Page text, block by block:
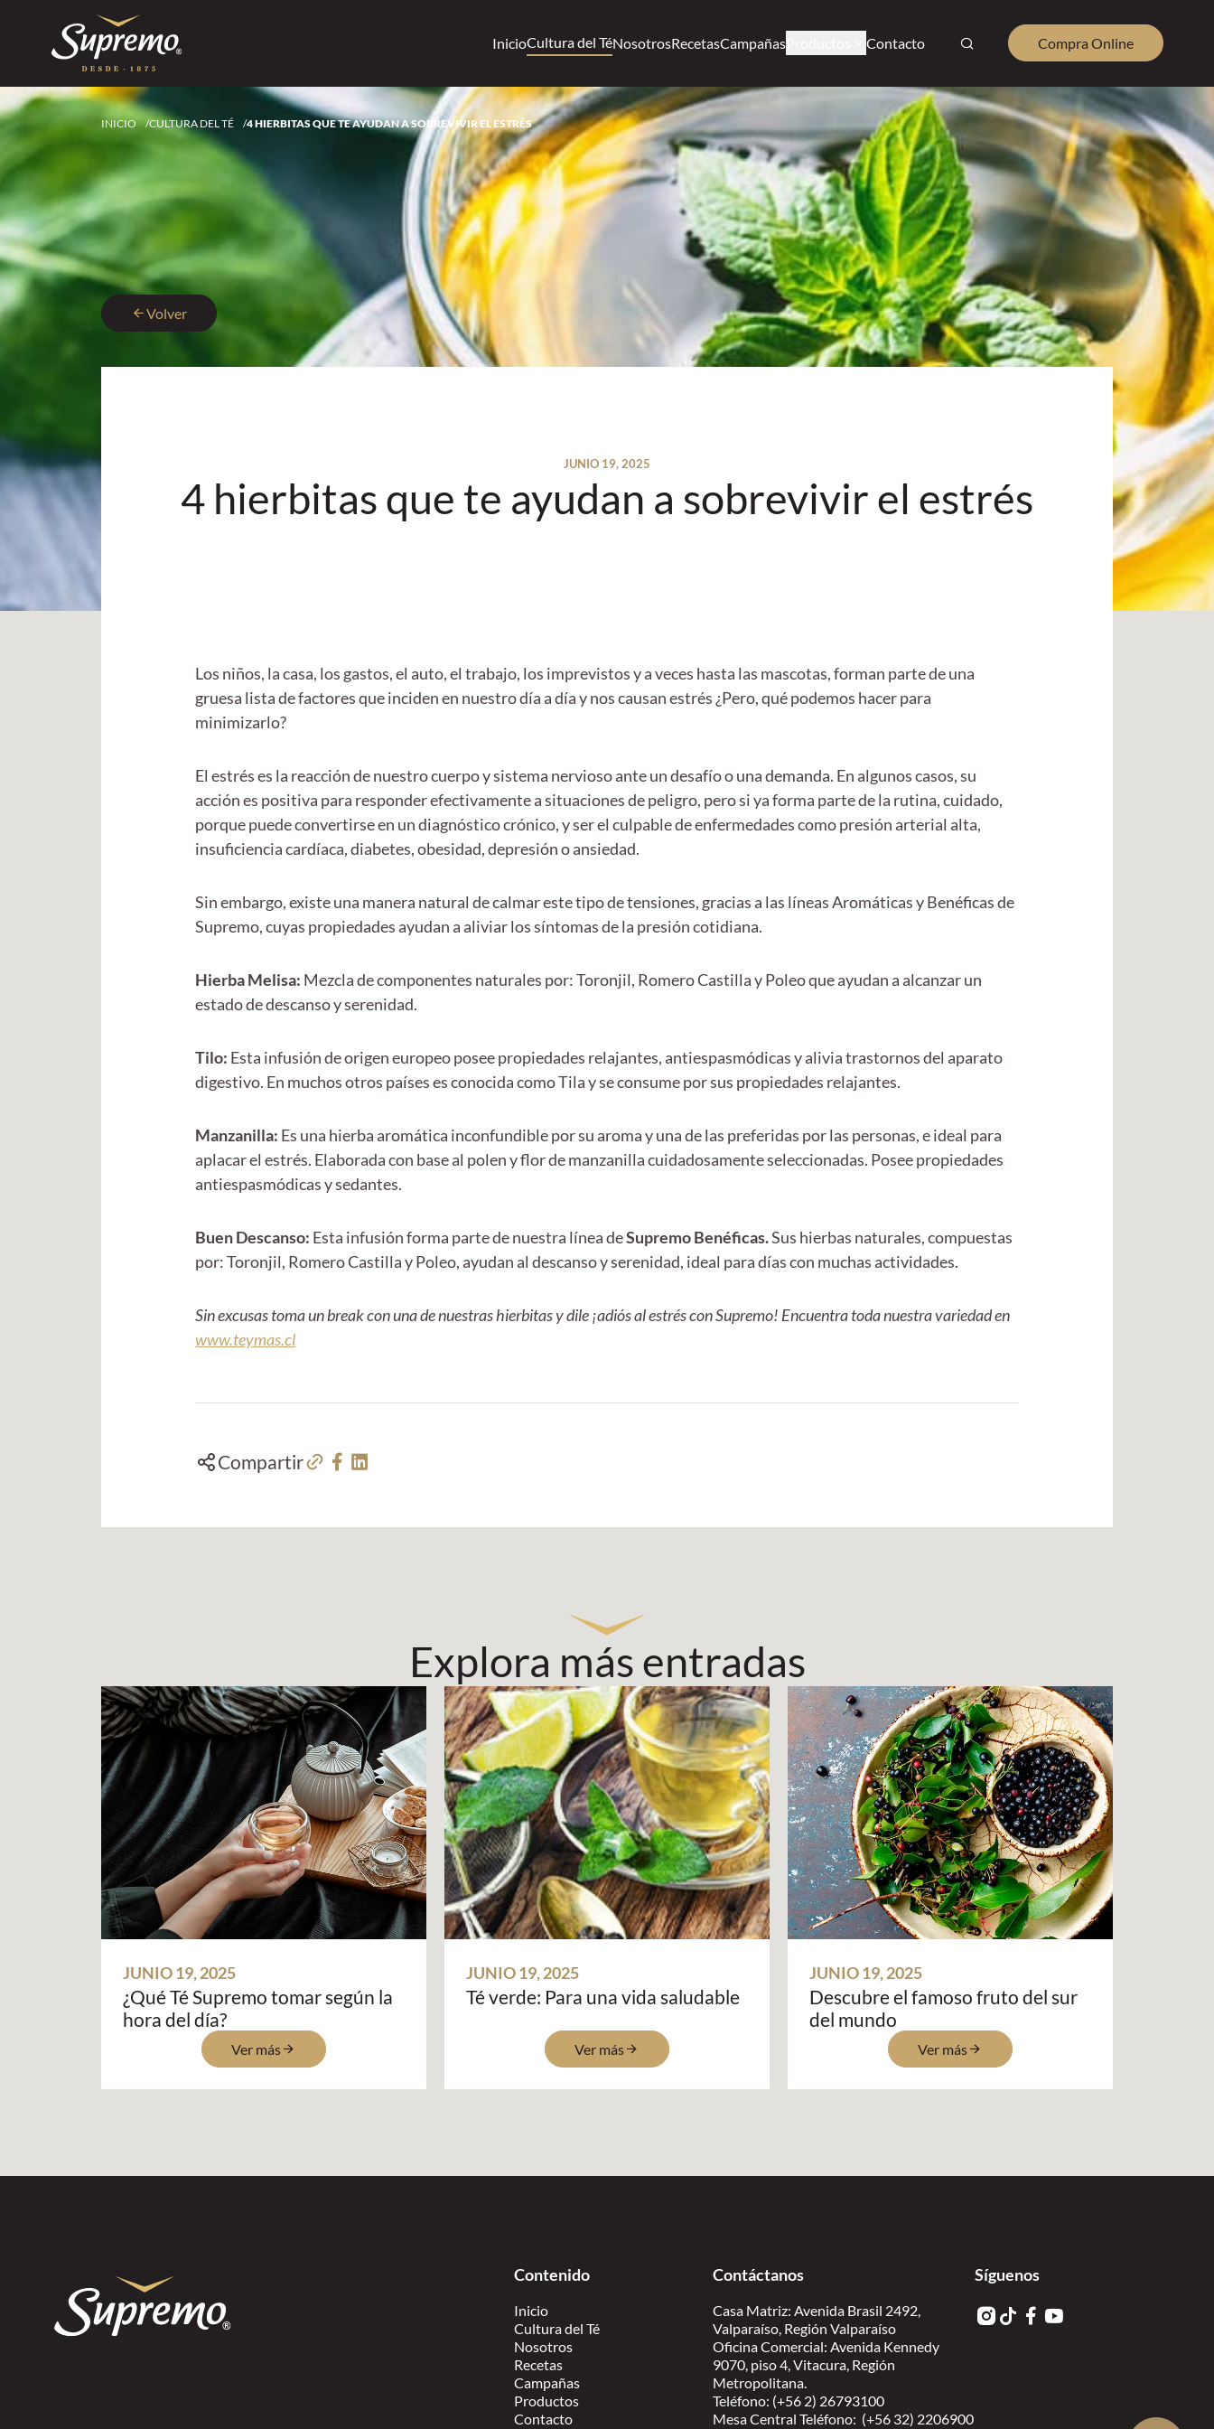
InicioCultura del TéNosotrosRecetasCampañas Contacto Compra Online
INICIO /CULTURA DEL TÉ /4 HIERBITAS QUE TE AYUDAN A SOBREVIVIR EL ESTRÉS
Volver
JUNIO 19, 2025
4 hierbitas que te ayudan a sobrevivir el estrés
Los niños, la casa, los gastos, el auto, el trabajo, los imprevistos y a veces hasta las mascotas, forman parte de una
gruesa lista de factores que inciden en nuestro día a día y nos causan estrés ¿Pero, qué podemos hacer para
minimizarlo?
El estrés es la reacción de nuestro cuerpo y sistema nervioso ante un desafío o una demanda. En algunos casos, su
acción es positiva para responder efectivamente a situaciones de peligro, pero si ya forma parte de la rutina, cuidado,
porque puede convertirse en un diagnóstico crónico, y ser el culpable de enfermedades como presión arterial alta,
insuficiencia cardíaca, diabetes, obesidad, depresión o ansiedad.
Sin embargo, existe una manera natural de calmar este tipo de tensiones, gracias a las líneas Aromáticas y Benéficas de
Supremo, cuyas propiedades ayudan a aliviar los síntomas de la presión cotidiana.
Hierba Melisa: Mezcla de componentes naturales por: Toronjil, Romero Castilla y Poleo que ayudan a alcanzar un
estado de descanso y serenidad.
Tilo: Esta infusión de origen europeo posee propiedades relajantes, antiespasmódicas y alivia trastornos del aparato
digestivo. En muchos otros países es conocida como Tila y se consume por sus propiedades relajantes.
Manzanilla: Es una hierba aromática inconfundible por su aroma y una de las preferidas por las personas, e ideal para
aplacar el estrés. Elaborada con base al polen y flor de manzanilla cuidadosamente seleccionadas. Posee propiedades
antiespasmódicas y sedantes.
Buen Descanso: Esta infusión forma parte de nuestra línea deSupremo Benéficas.Sus hierbas naturales, compuestas
por: Toronjil, Romero Castilla y Poleo, ayudan al descanso y serenidad, ideal para días con muchas actividades.
Sin excusas toma un break con una de nuestras hierbitas y dile ¡adiós al estrés con Supremo! Encuentra toda nuestra variedad en
www.teymas.cl
Compartir
Explora más entradas
JUNIO 19, 2025
¿Qué Té Supremo tomar según la
hora del día?
Ver más
JUNIO 19, 2025
Té verde: Para una vida saludable
Ver más
JUNIO 19, 2025
Descubre el famoso fruto del sur
del mundo
Ver más
Contenido
Inicio
Cultura del Té
Nosotros
Recetas
Campañas
Productos
Contacto
Contáctanos
Casa Matriz: Avenida Brasil 2492,
Valparaíso, Región Valparaíso
Oficina Comercial: Avenida Kennedy
9070, piso 4, Vitacura, Región
Metropolitana.
Teléfono: (+56 2) 26793100
Mesa Central Teléfono: (+56 32) 2206900
Síguenos